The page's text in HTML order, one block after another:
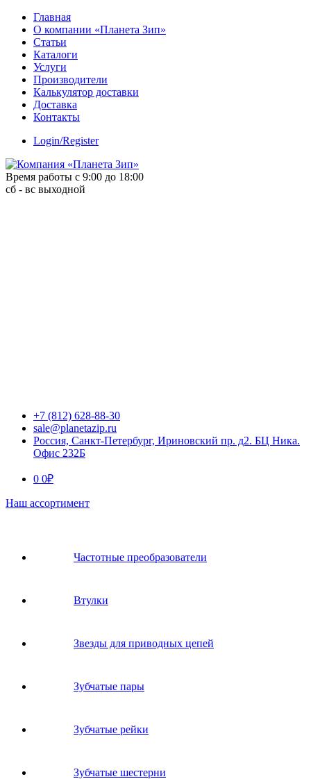
Skip
content
Главная
О компании «Планета Зип»
Статьи
Каталоги
Услуги
Производители
Калькулятор доставки
Доставка
Контакты
Login/Register
Время работы с 9:00 до 18:00
сб - вс выходной
+7 (812) 628-88-30
sale@planetazip.ru
Россия, Санкт-Петербург, Ириновский пр. д2. БЦ Ника.
Офис 232Б
0 0₽
Наш ассортимент
Частотные преобразователи
Втулки
Звeзды для пpивoдных цeпeй
Зубчатые пары
Зубчатые рейки
Зубчатые шестерни